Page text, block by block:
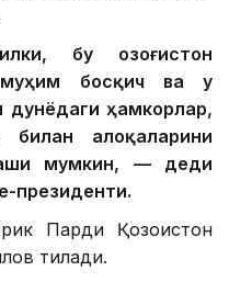
бу Қозоғистон
муҳим босқич ва у
дунёдаги ҳамкорлар,
алоқаларини
мумкин, — деди
президенти.
Парди Қозоғистон
тилади.